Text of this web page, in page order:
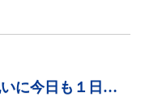
賑わっていました！！